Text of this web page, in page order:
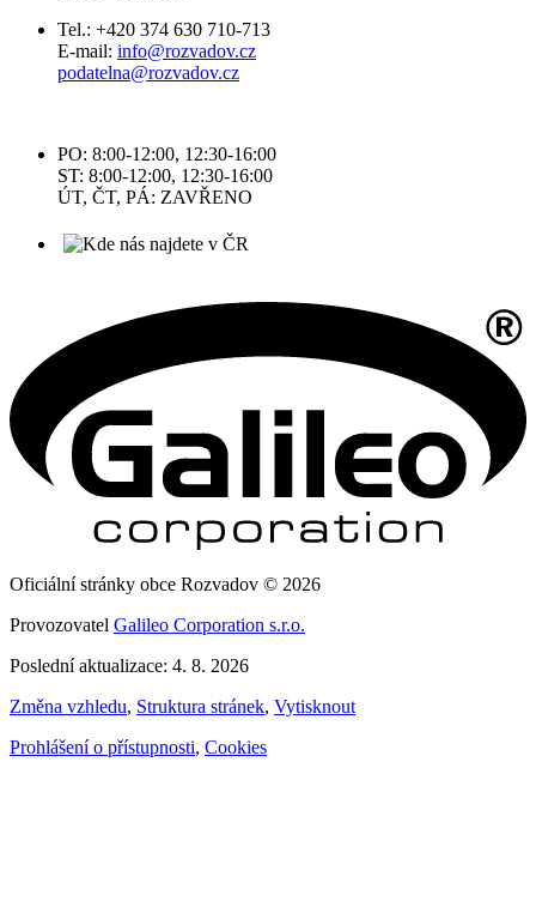
Tel.: +420 374 630 710-713
E-mail: info@rozvadov.cz
podatelna@rozvadov.cz
PO: 8:00-12:00, 12:30-16:00
ST: 8:00-12:00, 12:30-16:00
ÚT, ČT, PÁ: ZAVŘENO
Oficiální stránky obce Rozvadov © 2026
Provozovatel Galileo Corporation s.r.o.
Poslední aktualizace: 4. 8. 2026
Změna vzhledu, Struktura stránek, Vytisknout
Prohlášení o přístupnosti, Cookies